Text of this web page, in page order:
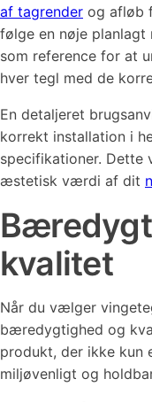
af tagrender og afløb
følge en nøje
som reference for at
hver tegl med de
En detaljeret
korrekt installation i
specifikationer. Dette
æstetisk værdi af dit
kvalitet
Når du vælger
bæredygtighed og
produkt, der ikke kun
miljøvenligt og